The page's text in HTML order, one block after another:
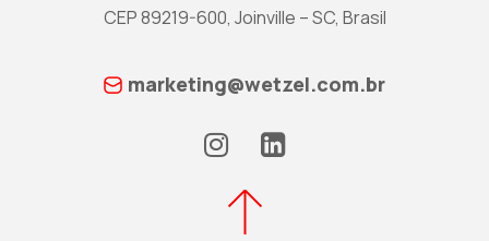
CEP 89219-600, Joinville – SC, Brasil
marketing@wetzel.com.br